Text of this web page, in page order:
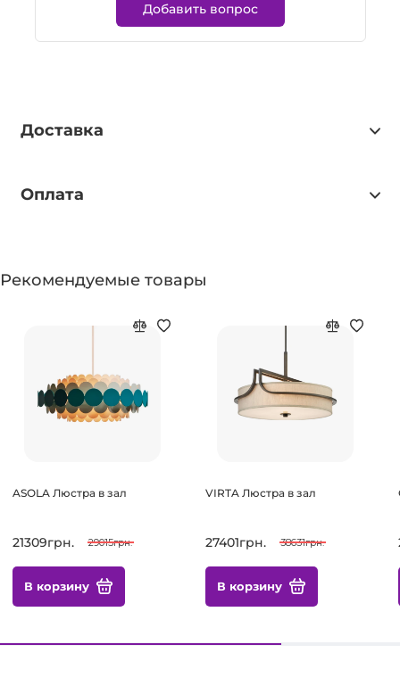
Добавить вопрос
Доставка
Оплата
Рекомендуемые товары
ASOLA Люстра в зал
21309грн. 29015грн.
В корзину
VIRTA Люстра в зал
27401грн. 38631грн.
В корзину